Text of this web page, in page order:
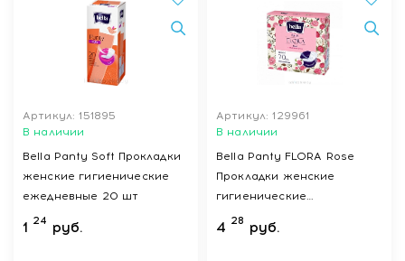
Артикул: 151895
В наличии
Bella Panty Soft Прокладки
женские гигиенические
ежедневные 20 шт
1 24 руб.
Артикул: 129961
В наличии
Bella Panty FLORA Rose
Прокладки женские
гигиенические
ежедневные с ароматом
розы 70 шт
4 28 руб.